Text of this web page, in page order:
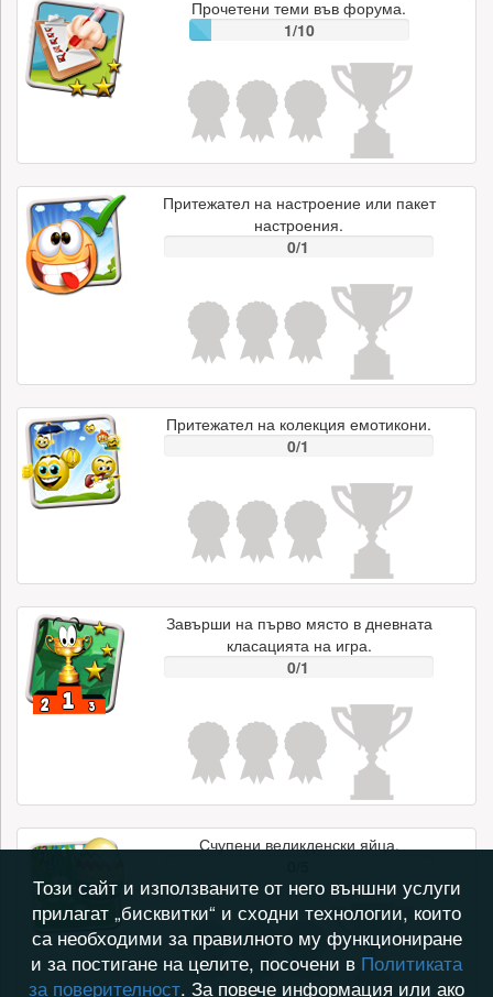
Прочетени теми във форума.
1/10
Притежател на настроение или пакет
настроения.
0/1
Притежател на колекция емотикони.
0/1
Завърши на първо място в дневната
класацията на игра.
0/1
Счупени великденски яйца.
Този сайт и използваните от него външни услуги
прилагат „бисквитки“ и сходни технологии, които
са необходими за правилното му функциониране
и за постигане на целите, посочени в Политиката
за поверителност. За повече информация или ако